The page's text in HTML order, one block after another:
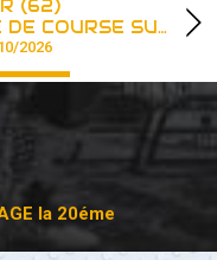
(62)
SUR SABLE
2026
la 20éme